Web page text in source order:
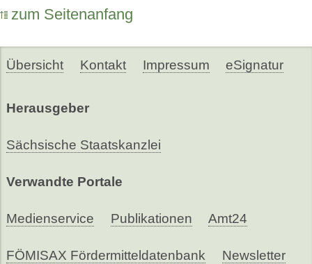
zum Seitenanfang
Übersicht Kontakt Impressum eSignatur
Herausgeber
Sächsische Staatskanzlei
Verwandte Portale
Medienservice Publikationen Amt24
FÖMISAX Fördermitteldatenbank Newsletter